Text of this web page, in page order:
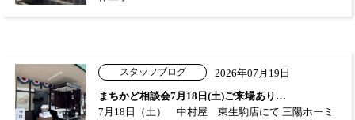
スタッフブログ
2026年07月19日
まちかど相談会7月18日(土)ご来場あり…
7月18日（土） 中村屋 東生駒店にて 三陽ホーミ